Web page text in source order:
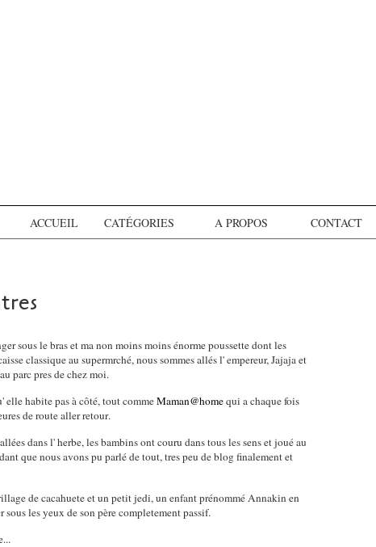
ACCUEIL CATÉGORIES A PROPOS CONTACT
sous le bras et ma non moins moins énorme poussette dont les
classique au supermrché, nous sommes allés l' empereur, Jajaja et
au parc pres de chez moi.
elle habite pas à côté, tout commeMaman@homequi a chaque fois
de route aller retour.
dans l' herbe, les bambins ont couru dans tous les sens et joué au
que nous avons pu parlé de tout, tres peu de blog finalement et
de cacahuete et un petit jedi, un enfant prénommé Annakin en
les yeux de son père completement passif.